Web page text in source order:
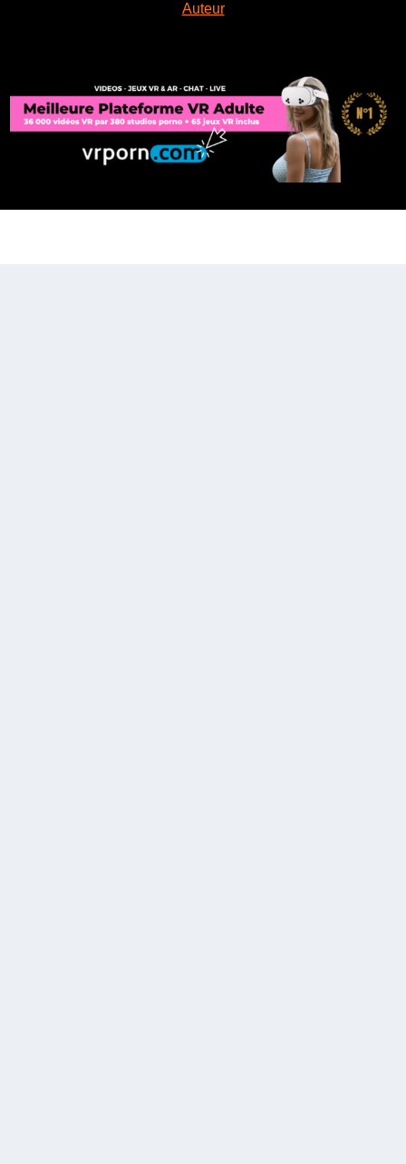
Auteur